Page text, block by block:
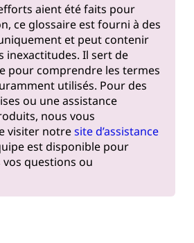
aient été faits pour
ce glossaire est fourni à des
et peut contenir
inexactitudes. Il sert de
pour comprendre les termes
utilisés. Pour des
ou une assistance
nous vous
visiter notresite d’assistance
est disponible pour
questions ou